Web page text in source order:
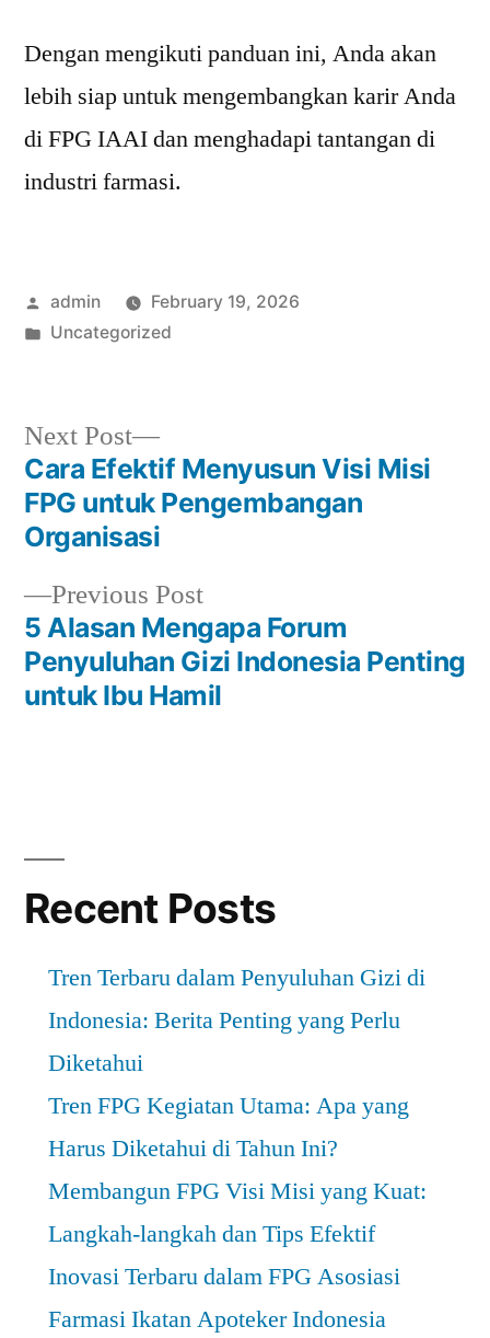
Dengan mengikuti panduan ini, Anda akan
lebih siap untuk mengembangkan karir Anda
di FPG IAAI dan menghadapi tantangan di
industri farmasi.
Posted
by
admin
February 19, 2026
Posted
Uncategorized
Post
navigation
Previous PostPrevious
post:
5 Alasan Mengapa Forum
Penyuluhan Gizi Indonesia Penting
untuk Ibu Hamil
Next Post
Next
post:
Cara Efektif Menyusun Visi Misi
FPG untuk Pengembangan
Organisasi
Recent Posts
Tren Terbaru dalam Penyuluhan Gizi di
Indonesia: Berita Penting yang Perlu
Diketahui
Tren FPG Kegiatan Utama: Apa yang
Harus Diketahui di Tahun Ini?
Membangun FPG Visi Misi yang Kuat:
Langkah-langkah dan Tips Efektif
Inovasi Terbaru dalam FPG Asosiasi
Farmasi Ikatan Apoteker Indonesia